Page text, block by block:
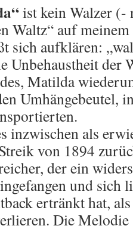
ist kein Walzer (-
Waltz“ auf
sich aufklären:
Unbehaustheit der
Matilda
Umhängebeutel,
inzwischen als
von 1894
der ein
und sich
ertränkt hat,
Die Melodie